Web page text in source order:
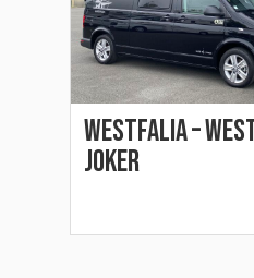
Westfalia –
JOKER